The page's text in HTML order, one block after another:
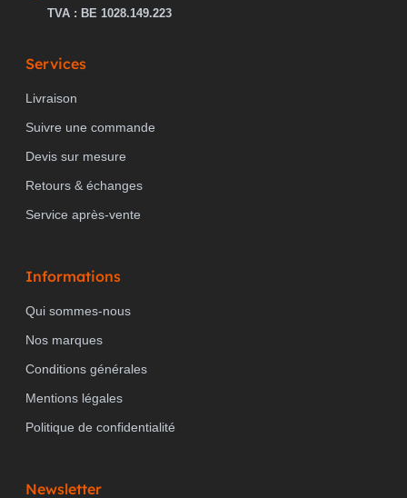
TVA : BE 1028.149.223
Services
Livraison
Suivre une commande
Devis sur mesure
Retours & échanges
Service après-vente
Informations
Qui sommes-nous
Nos marques
Conditions générales
Mentions légales
Politique de confidentialité
Newsletter